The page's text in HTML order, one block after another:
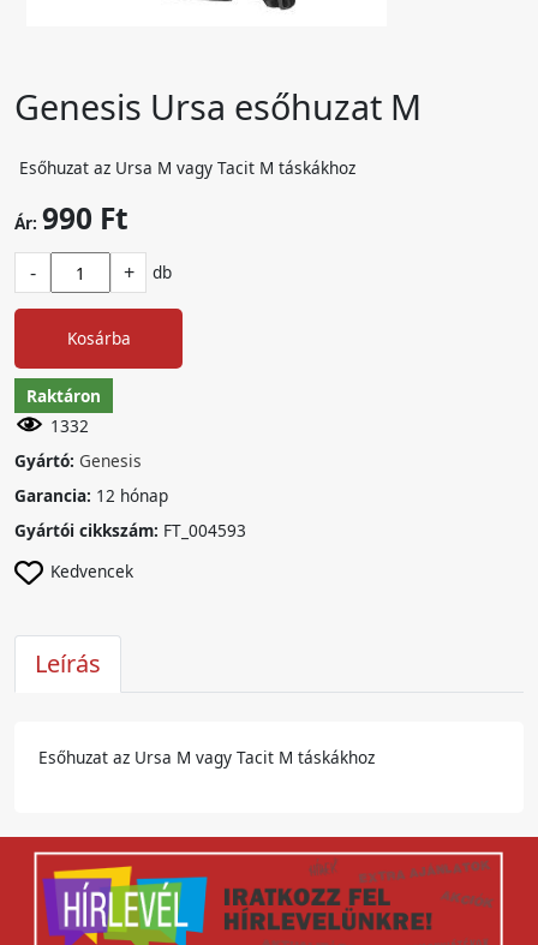
Genesis Ursa esőhuzat M
Esőhuzat az Ursa M vagy Tacit M táskákhoz
Ár: 990 Ft
- + db
Kosárba
Raktáron
1332
Gyártó: Genesis
Garancia: 12 hónap
Gyártói cikkszám: FT_004593
Kedvencek
Leírás
Esőhuzat az Ursa M vagy Tacit M táskákhoz